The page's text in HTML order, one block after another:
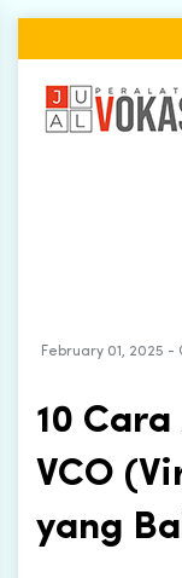
February 01, 2025 -
10
VCO
yang